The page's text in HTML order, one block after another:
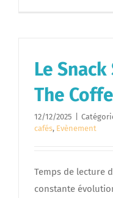
Le
The
12/12/2025
cafés, Evènement
Temps de lecture
constante